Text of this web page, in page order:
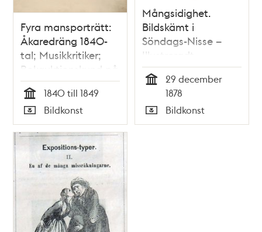
Fyra mansporträtt:
Åkaredräng 1840-
tal; Musikkritiker;
Bokauktionskund på
1840-taletsamt ett
mansporträtt i profil
utan benämning.
Tid
1840 till 1849
Typ
Bildkonst
Mångsidighet.
Bildskämt i
Söndags-Nisse –
Illustreradt
Veckoblad för
Skämt, Humor och
Satir, nr 52, den 29
december 1878
29 december
1878
Typ
Bildkonst